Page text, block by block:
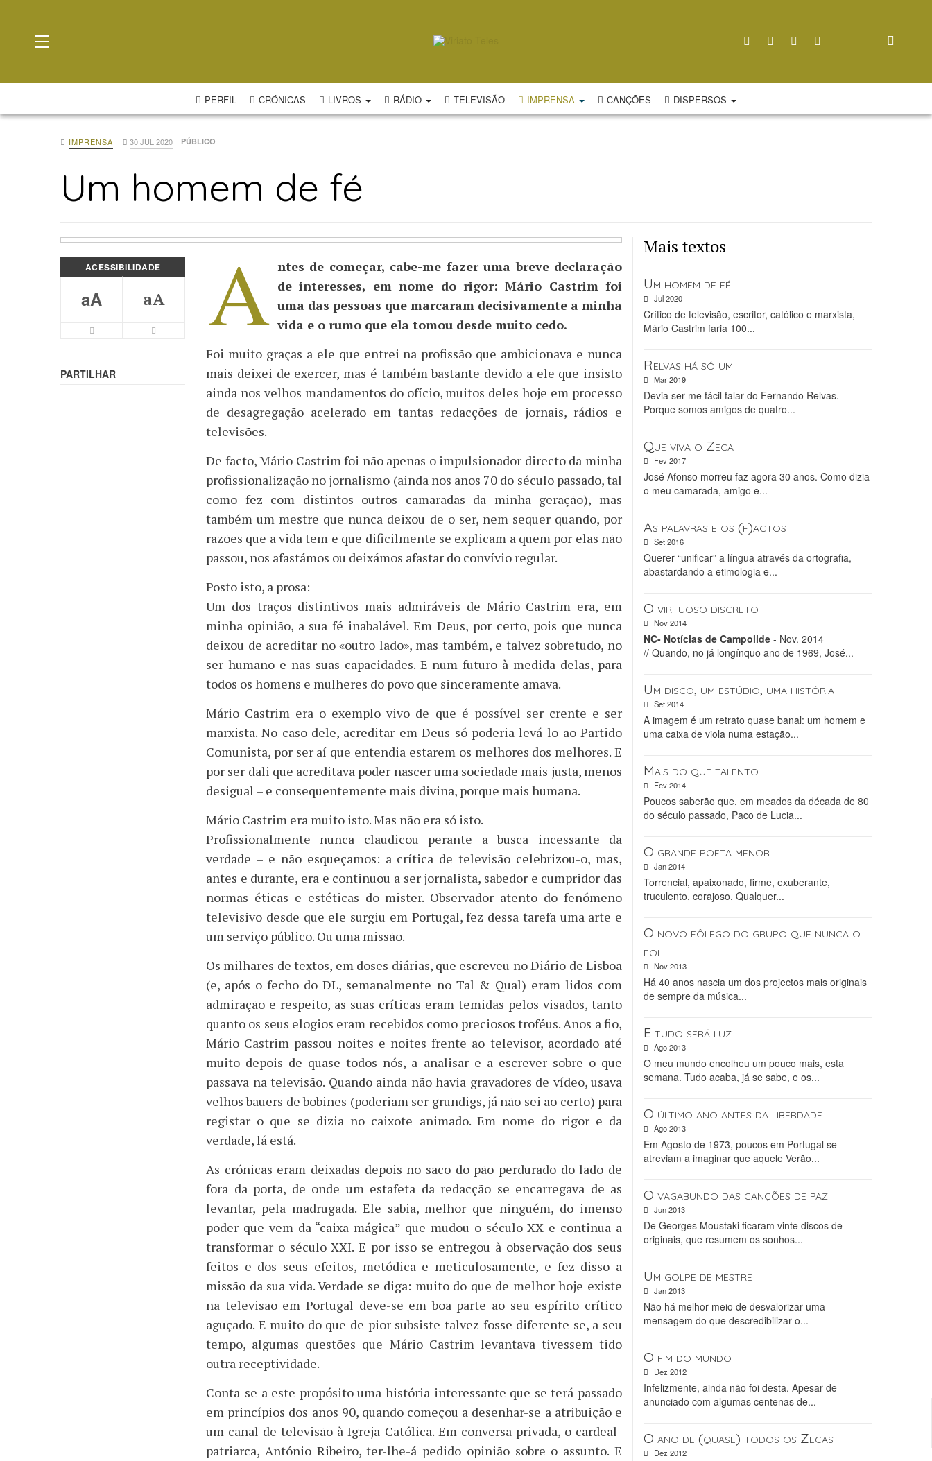
OFF CANVAS
PERFIL CRÓNICAS LIVROS RÁDIO TELEVISÃO IMPRENSA CANÇÕES DISPERSOS
IMPRENSA 30 JUL 2020 PÚBLICO
Um homem de fé
ACESSIBILIDADE
aA aA
PARTILHAR
A ntes de começar, cabe-me fazer uma breve declaração
de interesses, em nome do rigor: Mário Castrim foi
uma das pessoas que marcaram decisivamente a minha
vida e o rumo que ela tomou desde muito cedo.
Foi muito graças a ele que entrei na profissão que ambicionava e nunca
mais deixei de exercer, mas é também bastante devido a ele que insisto
ainda nos velhos mandamentos do ofício, muitos deles hoje em processo
de desagregação acelerado em tantas redacções de jornais, rádios e
televisões.
De facto, Mário Castrim foi não apenas o impulsionador directo da minha
profissionalização no jornalismo (ainda nos anos 70 do século passado, tal
como fez com distintos outros camaradas da minha geração), mas
também um mestre que nunca deixou de o ser, nem sequer quando, por
razões que a vida tem e que dificilmente se explicam a quem por elas não
passou, nos afastámos ou deixámos afastar do convívio regular.
Posto isto, a prosa:
Um dos traços distintivos mais admiráveis de Mário Castrim era, em
minha opinião, a sua fé inabalável. Em Deus, por certo, pois que nunca
deixou de acreditar no «outro lado», mas também, e talvez sobretudo, no
ser humano e nas suas capacidades. E num futuro à medida delas, para
todos os homens e mulheres do povo que sinceramente amava.
Mário Castrim era o exemplo vivo de que é possível ser crente e ser
marxista. No caso dele, acreditar em Deus só poderia levá-lo ao Partido
Comunista, por ser aí que entendia estarem os melhores dos melhores. E
por ser dali que acreditava poder nascer uma sociedade mais justa, menos
desigual – e consequentemente mais divina, porque mais humana.
Mário Castrim era muito isto. Mas não era só isto.
Profissionalmente nunca claudicou perante a busca incessante da
verdade – e não esqueçamos: a crítica de televisão celebrizou-o, mas,
antes e durante, era e continuou a ser jornalista, sabedor e cumpridor das
normas éticas e estéticas do mister. Observador atento do fenómeno
televisivo desde que ele surgiu em Portugal, fez dessa tarefa uma arte e
um serviço público. Ou uma missão.
Os milhares de textos, em doses diárias, que escreveu no Diário de Lisboa
(e, após o fecho do DL, semanalmente no Tal & Qual) eram lidos com
admiração e respeito, as suas críticas eram temidas pelos visados, tanto
quanto os seus elogios eram recebidos como preciosos troféus. Anos a fio,
Mário Castrim passou noites e noites frente ao televisor, acordado até
muito depois de quase todos nós, a analisar e a escrever sobre o que
passava na televisão. Quando ainda não havia gravadores de vídeo, usava
velhos bauers de bobines (poderiam ser grundigs, já não sei ao certo) para
registar o que se dizia no caixote animado. Em nome do rigor e da
verdade, lá está.
As crónicas eram deixadas depois no saco do pão perdurado do lado de
fora da porta, de onde um estafeta da redacção se encarregava de as
levantar, pela madrugada. Ele sabia, melhor que ninguém, do imenso
poder que vem da “caixa mágica” que mudou o século XX e continua a
transformar o século XXI. E por isso se entregou à observação dos seus
feitos e dos seus efeitos, metódica e meticulosamente, e fez disso a
missão da sua vida. Verdade se diga: muito do que de melhor hoje existe
na televisão em Portugal deve-se em boa parte ao seu espírito crítico
aguçado. E muito do que de pior subsiste talvez fosse diferente se, a seu
tempo, algumas questões que Mário Castrim levantava tivessem tido
outra receptividade.
Conta-se a este propósito uma história interessante que se terá passado
em princípios dos anos 90, quando começou a desenhar-se a atribuição e
um canal de televisão à Igreja Católica. Em conversa privada, o cardeal-
patriarca, António Ribeiro, ter-lhe-á pedido opinião sobre o assunto. E
Mais textos
Um homem de fé
Jul 2020
Crítico de televisão, escritor, católico e marxista,
Mário Castrim faria 100...
Relvas há só um
Mar 2019
Devia ser-me fácil falar do Fernando Relvas.
Porque somos amigos de quatro...
Que viva o Zeca
Fev 2017
José Afonso morreu faz agora 30 anos. Como dizia
o meu camarada, amigo e...
As palavras e os (f)actos
Set 2016
Querer “unificar” a língua através da ortografia,
abastardando a etimologia e...
O virtuoso discreto
Nov 2014
NC- Notícias de Campolide - Nov. 2014
// Quando, no já longínquo ano de 1969, José...
Um disco, um estúdio, uma história
Set 2014
A imagem é um retrato quase banal: um homem e
uma caixa de viola numa estação...
Mais do que talento
Fev 2014
Poucos saberão que, em meados da década de 80
do século passado, Paco de Lucia...
O grande poeta menor
Jan 2014
Torrencial, apaixonado, firme, exuberante,
truculento, corajoso. Qualquer...
O novo fôlego do grupo que nunca o
foi
Nov 2013
Há 40 anos nascia um dos projectos mais originais
de sempre da música...
E tudo será luz
Ago 2013
O meu mundo encolheu um pouco mais, esta
semana. Tudo acaba, já se sabe, e os...
O último ano antes da liberdade
Ago 2013
Em Agosto de 1973, poucos em Portugal se
atreviam a imaginar que aquele Verão...
O vagabundo das canções de paz
Jun 2013
De Georges Moustaki ficaram vinte discos de
originais, que resumem os sonhos...
Um golpe de mestre
Jan 2013
Não há melhor meio de desvalorizar uma
mensagem do que descredibilizar o...
O fim do mundo
Dez 2012
Infelizmente, ainda não foi desta. Apesar de
anunciado com algumas centenas de...
O ano de (quase) todos os Zecas
Dez 2012